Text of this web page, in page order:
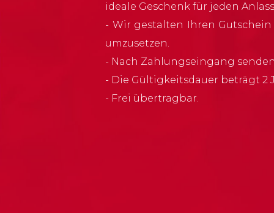
ideale Geschenk für jeden
- Wir gestalten Ihren
umzusetzen.
- Nach Zahlungseingang
- Die Gültigkeitsdauer beträgt 2
- Frei übertragbar.